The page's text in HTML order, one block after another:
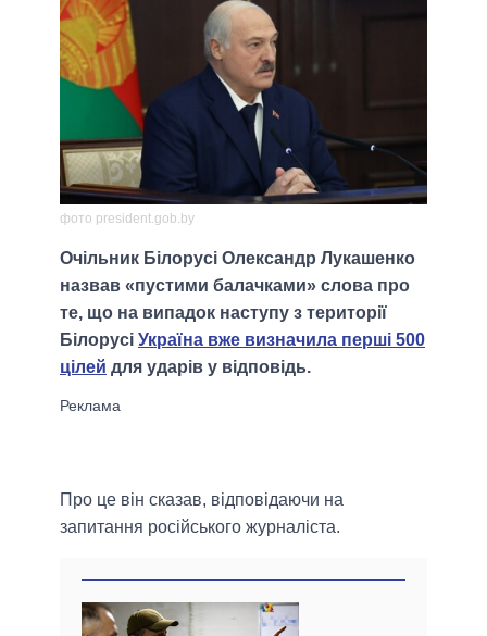
фото president.gob.by
Очільник Білорусі Олександр Лукашенко
назвав «пустими балачками» слова про
те, що на випадок наступу з території
Білорусі Україна вже визначила перші 500
цілей для ударів у відповідь.
Про це він сказав, відповідаючи на
запитання російського журналіста.